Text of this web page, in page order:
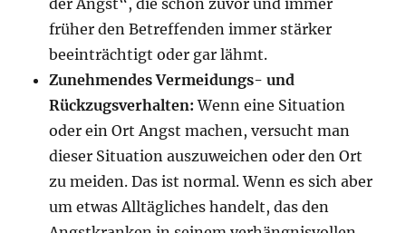
früher den Betreffenden immer stärker
beeinträchtigt oder gar lähmt.
Zunehmendes Vermeidungs- und
Rückzugsverhalten: Wenn eine Situation
oder ein Ort Angst machen, versucht man
dieser Situation auszuweichen oder den Ort
zu meiden. Das ist normal. Wenn es sich aber
um etwas Alltägliches handelt, das den